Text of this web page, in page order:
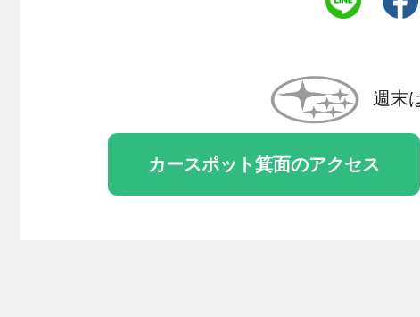
週末
カースポット箕面のアクセス